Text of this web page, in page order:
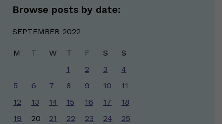
Browse posts by date:
SEPTEMBER 2022
M T W T F S
S
1
2 3
4
5
6 7 8 9 10
11
12
13 14 15 16 17
18
19
20 21 22 23 24
25